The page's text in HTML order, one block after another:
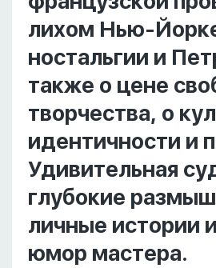
лихом Нью-
ностальгии и
также о цене
творчества, о
идентичности и
Удивительная
глубокие
личные истории
юмор мастера.